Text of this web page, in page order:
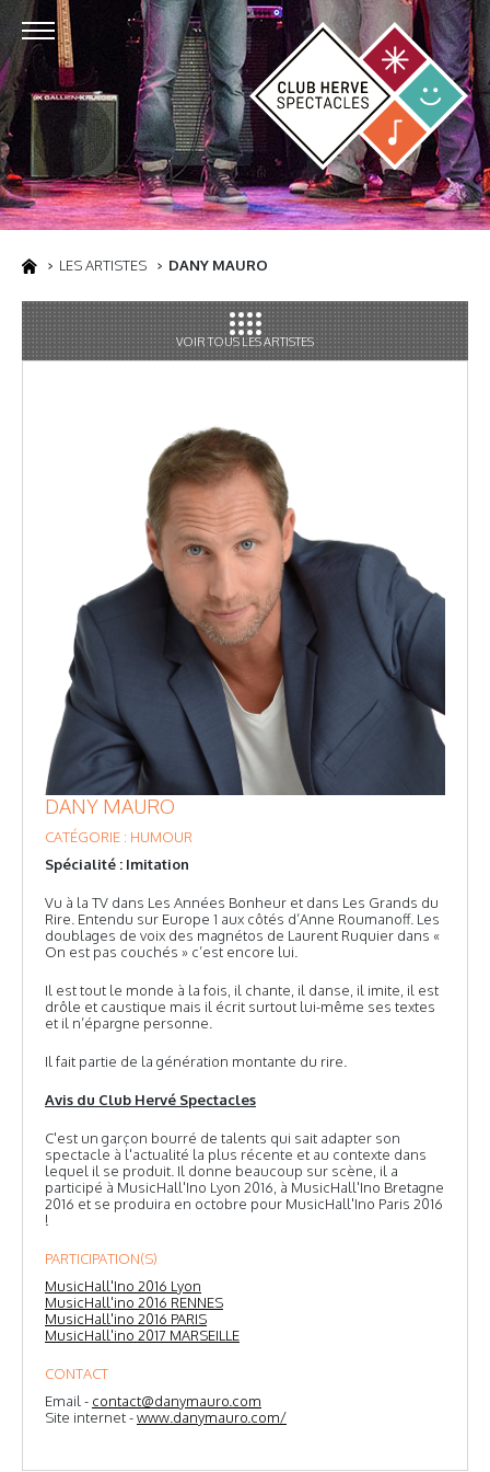
LES ARTISTES DANY MAURO
VOIR TOUS LES ARTISTES
DANY MAURO
CATÉGORIE : HUMOUR
Spécialité : Imitation
Vu à la TV dans Les Années Bonheur et dans Les Grands du
Rire. Entendu sur Europe 1 aux côtés d’Anne Roumanoff. Les
doublages de voix des magnétos de Laurent Ruquier dans «
On est pas couchés » c’est encore lui.
Il est tout le monde à la fois, il chante, il danse, il imite, il est
drôle et caustique mais il écrit surtout lui-même ses textes
et il n’épargne personne.
Il fait partie de la génération montante du rire.
Avis du Club Hervé Spectacles
C'est un garçon bourré de talents qui sait adapter son
spectacle à l'actualité la plus récente et au contexte dans
lequel il se produit. Il donne beaucoup sur scène, il a
participé à MusicHall'Ino Lyon 2016, à MusicHall'Ino Bretagne
2016 et se produira en octobre pour MusicHall'Ino Paris 2016
!
PARTICIPATION(S)
MusicHall'Ino 2016 Lyon
MusicHall'ino 2016 RENNES
MusicHall'ino 2016 PARIS
MusicHall'ino 2017 MARSEILLE
CONTACT
Email - contact@danymauro.com
Site internet -www.danymauro.com/